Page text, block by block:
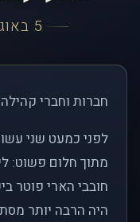
5 באוגוסט 2007 – 2026
חברות וחברי
מתוך חלום פשוט:
חובבי הארי פוטר
היה הרבה יותר